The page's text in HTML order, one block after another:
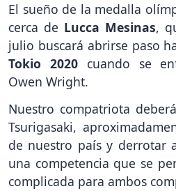
El sueño de la medalla
cerca de Lucca Mesinas,
julio buscará abrirse paso
Tokio 2020cuando se
Owen Wright.
Nuestro compatriota
Tsurigasaki,
de nuestro país y derrotar
una competencia que se
complicada para ambos